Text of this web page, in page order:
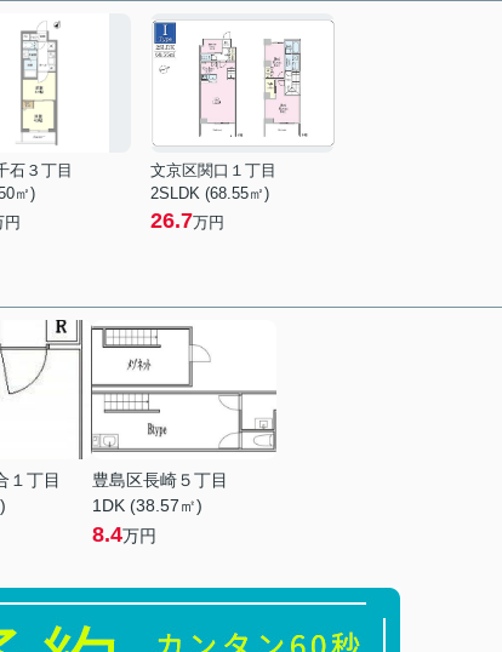
石３丁目
㎡)
円
文京区関口１丁目
2SLDK (68.55㎡)
26.7万円
１丁目
豊島区長崎５丁目
1DK (38.57㎡)
8.4万円